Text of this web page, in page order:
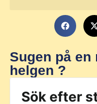
Sugen på en
helgen ?